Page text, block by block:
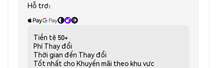
Hỗ trợ:
Tiền tệ 50+
Phí Thay đổi
Thời gian đến Thay đổi
Tốt nhất cho Khuyến mãi theo khu vực